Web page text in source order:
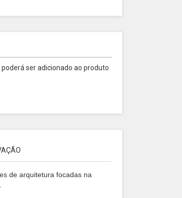
ser adicionado ao produto
de arquitetura focadas na